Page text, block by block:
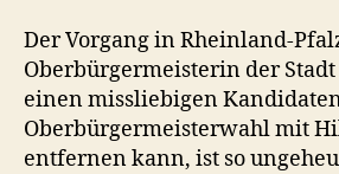
Der Vorgang in Rheinland-
Oberbürgermeisterin der
einen missliebigen
Oberbürgermeisterwahl mit
entfernen kann, ist so